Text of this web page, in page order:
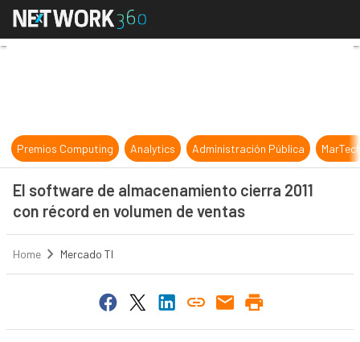
El software de almacenamiento
Premios Computing Analytics Administración Pública
El software de almacenamiento cierra 2011
con récord en volumen de ventas
Home Mercado TI